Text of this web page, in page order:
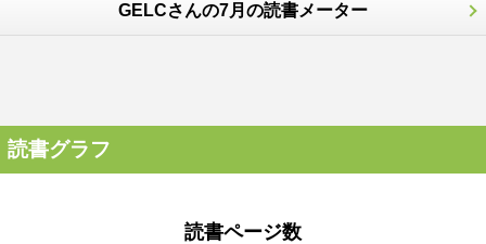
GELCさんの7月の読書メーター
読書グラフ
読書ページ数